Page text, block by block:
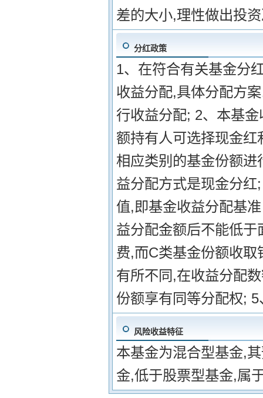
差的大小,理性做出投
分红政策
1、在符合有关基金分
收益分配,具体分配方
行收益分配; 2、本基
额持有人可选择现金
相应类别的基金份额
益分配方式是现金分
值,即基金收益分配基
益分配金额后不能低
费,而C类基金份额收
有所不同,在收益分配
份额享有同等分配权;
风险收益特征
本基金为混合型基金,
金,低于股票型基金,属